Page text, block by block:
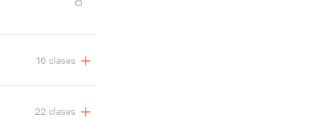
16 clases
22 clases